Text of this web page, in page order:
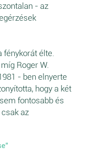
- az
fénykorát élte.
Roger W.
- ben elnyerte
hogy a két
fontosabb és
csak az